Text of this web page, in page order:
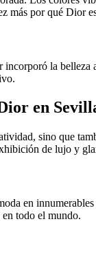
por qué Dior
la
en
sino que
de lujo y
en
todo el mundo.